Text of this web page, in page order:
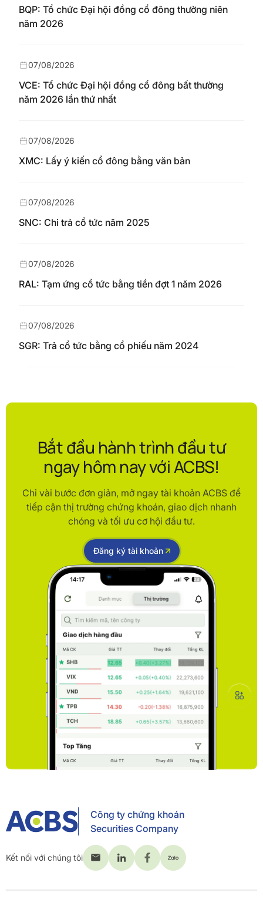
BQP: Tổ chức Đại hội đồng cổ đông thường niên
năm 2026
VCE: Tổ chức Đại hội đồng cổ đông bất thường
năm 2026 lần thứ nhất
07/08/2026
XMC: Lấy ý kiến cổ đông bằng văn bản
07/08/2026
SNC: Chi trả cổ tức năm 2025
07/08/2026
RAL: Tạm ứng cổ tức bằng tiền đợt 1 năm 2026
07/08/2026
SGR: Trả cổ tức bằng cổ phiếu năm 2024
07/08/2026
Bắt đầu hành trình đầu tư
ngay hôm nay với ACBS!
Chỉ vài bước đơn giản, mở ngay tài khoản ACBS để
tiếp cận thị trường chứng khoán, giao dịch nhanh
chóng và tối ưu cơ hội đầu tư.
Đăng ký tài khoản
Công ty chứng khoán
Securities Company
Kết nối với chúng tôi